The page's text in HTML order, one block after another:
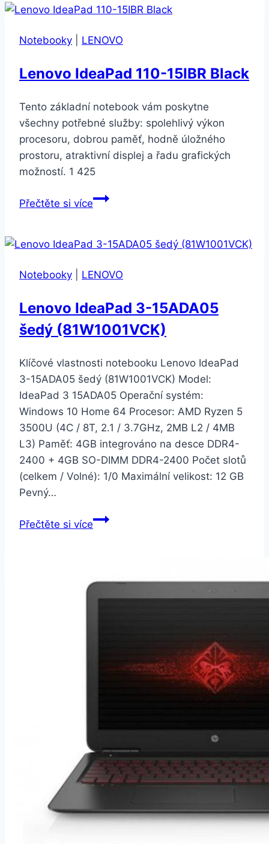
GV018T
kovový
Notebooky LENOVO
Lenovo IdeaPad 110-15IBR Black
Tento základní notebook vám poskytne
všechny potřebné služby: spolehlivý výkon
procesoru, dobrou paměť, hodně úložného
prostoru, atraktivní displej a řadu grafických
možností. 1 425
Přečtěte si víceLenovo
15IBR
Notebooky
LENOVO
Lenovo IdeaPad 3-15ADA05
šedý (81W1001VCK)
Klíčové vlastnosti notebooku Lenovo IdeaPad
3-15ADA05 šedý (81W1001VCK) Model:
IdeaPad 3 15ADA05 Operační systém:
Windows 10 Home 64 Procesor: AMD Ryzen 5
3500U (4C / 8T, 2.1 / 3.7GHz, 2MB L2 / 4MB
L3) Paměť: 4GB integrováno na desce DDR4-
2400 + 4GB SO-DIMM DDR4-2400 Počet slotů
(celkem / Volné): 1/0 Maximální velikost: 12 GB
Pevný…
Přečtěte si víceLenovo
šedý
(81W1001VCK)